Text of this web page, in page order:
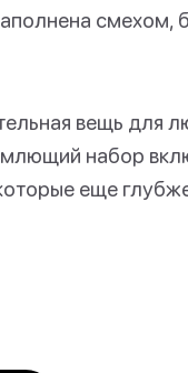
смехом,
вещь для
набор
еще